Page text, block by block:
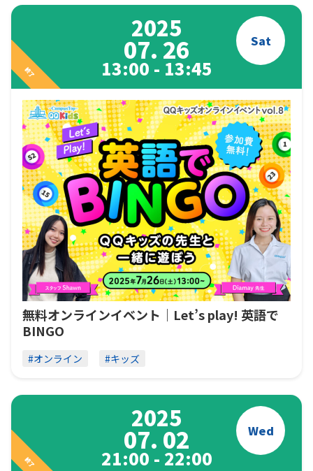
無料オンラインイベント｜Let’s play! 英語で
BINGO
終了
2025
07. 26 Sat
13:00 - 13:45
#オンライン #キッズ
終了
2025
07. 02 Wed
21:00 - 22:00